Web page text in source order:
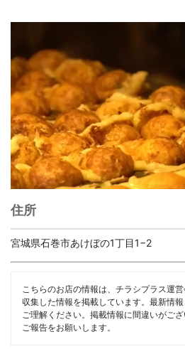
住所
宮城県石巻市あけぼの1丁目1−2
こちらのお店の情報は、チラシプラス運
収集した情報を掲載しています。最新情
ご理解ください。掲載情報に間違いがご
ご報告をお願いします。